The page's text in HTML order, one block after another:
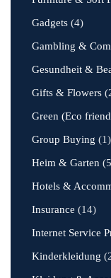
Gadgets (4)
Gambling &
Gesundheit &
Gifts & Flowers
Green (Eco
Group Buying (1)
Heim & Garten
Hotels &
Insurance (14)
Internet Service
Kinderkleidung